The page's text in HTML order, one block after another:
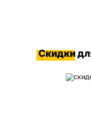
Скидки